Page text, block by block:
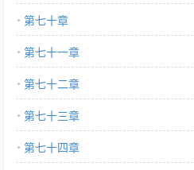
第七十章
第七十一章
第七十二章
第七十三章
第七十四章